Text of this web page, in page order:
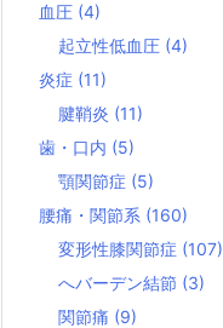
血圧 (4)
起立性低血圧 (4)
炎症 (11)
腱鞘炎 (11)
歯・口内 (5)
顎関節症 (5)
腰痛・関節系 (160)
変形性膝関節症 (107)
へバーデン結節 (3)
関節痛 (9)